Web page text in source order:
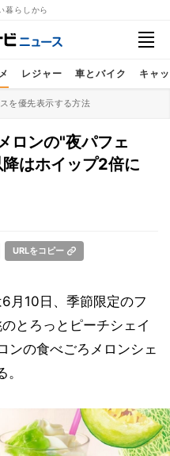
暮らしから
レジャー 車とバイク キャ
を優先表示する方法
ロンの"夜パフェ
はホイップ2倍に
URLをコピー
月10日、季節限定のフ
とろっとピーチシェイ
ンの食べごろメロンシェ